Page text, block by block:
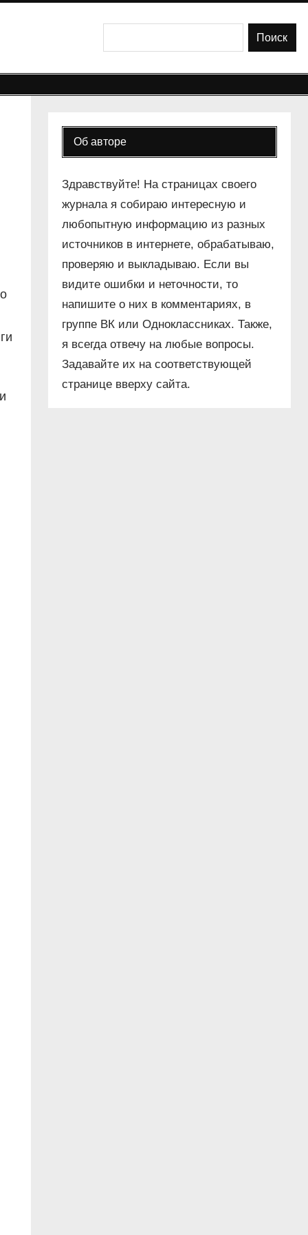
Поиск
Об авторе
Здравствуйте! На страницах своего
журнала я собираю интересную и
любопытную информацию из разных
источников в интернете, обрабатываю,
проверяю и выкладываю. Если вы
видите ошибки и неточности, то
напишите о них в комментариях, в
группе ВК или Одноклассниках. Также,
я всегда отвечу на любые вопросы.
Задавайте их на соответствующей
странице вверху сайта.